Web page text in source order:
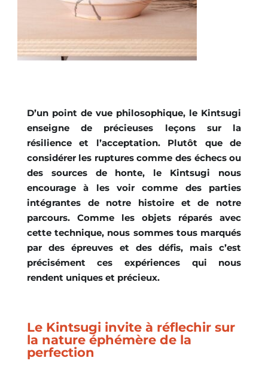
D’un point de vue philosophique, le Kintsugi
enseigne de précieuses leçons sur la
résilience et l’acceptation. Plutôt que de
considérer les ruptures comme des échecs ou
des sources de honte, le Kintsugi nous
encourage à les voir comme des parties
intégrantes de notre histoire et de notre
parcours.
Comme les objets réparés avec
cette technique, nous sommes tous marqués
par des épreuves et des défis, mais c’est
précisément ces expériences qui nous
rendent uniques et précieux.
Le Kintsugi invite à réflechir sur
la nature éphémère de la
perfection